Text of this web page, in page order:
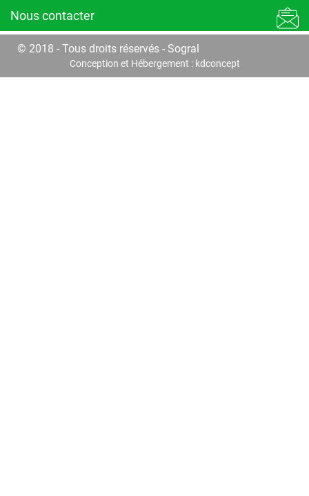
Nous contacter
© 2018 - Tous droits réservés - Sogral
Conception et Hébergement : kdconcept